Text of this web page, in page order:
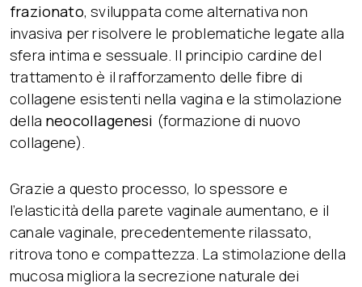
frazionato, sviluppata come alternativa non
invasiva per risolvere le problematiche legate alla
sfera intima e sessuale. Il principio cardine del
trattamento è il rafforzamento delle fibre di
collagene esistenti nella vagina e la stimolazione
della neocollagenesi (formazione di nuovo
collagene).
Grazie a questo processo, lo spessore e
l’elasticità della parete vaginale aumentano, e il
canale vaginale, precedentemente rilassato,
ritrova tono e compattezza. La stimolazione della
mucosa migliora la secrezione naturale dei